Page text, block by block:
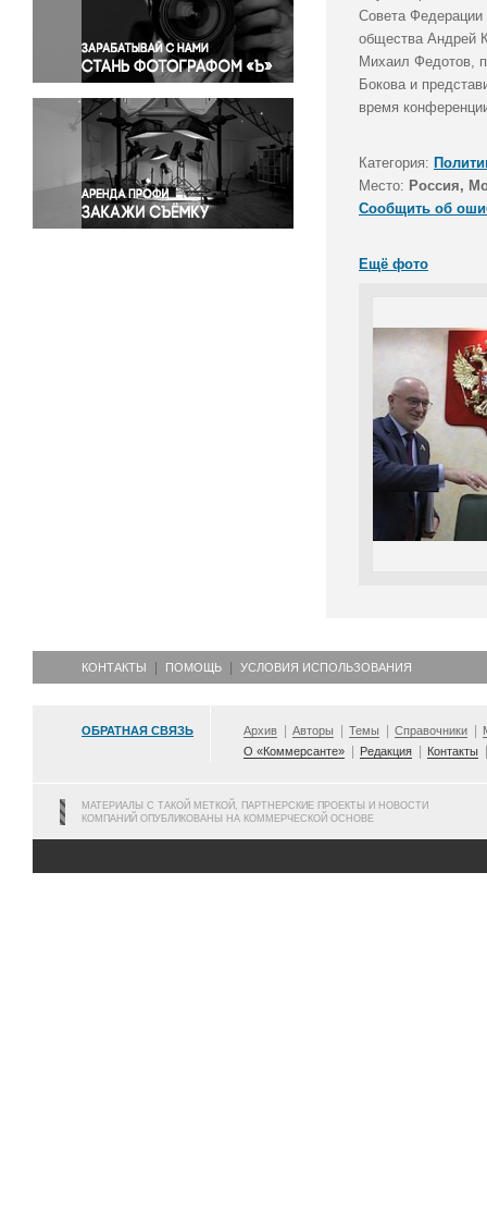
Правосудие
Происшествия и конфликты
Религия
Светская жизнь
Спорт
Экология
Экономика и бизнес
Совета Федерации
общества Андрей
Михаил Федотов,
Бокова и
время
Категория:
Место: Россия,
Сообщить об
Ещё фото
КОНТАКТЫ ПОМОЩЬ УСЛОВИЯ ИСПОЛЬЗОВАНИЯ
ОБРАТНАЯ СВЯЗЬ Архив Авторы Темы Справочники
О «Коммерсанте»
Редакция Контакты
МАТЕРИАЛЫ С ТАКОЙ МЕТКОЙ, ПАРТНЕРСКИЕ ПРОЕКТЫ И НОВОСТИ
КОМПАНИЙ ОПУБЛИКОВАНЫ НА КОММЕРЧЕСКОЙ ОСНОВЕ